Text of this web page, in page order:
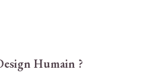
Humain ?